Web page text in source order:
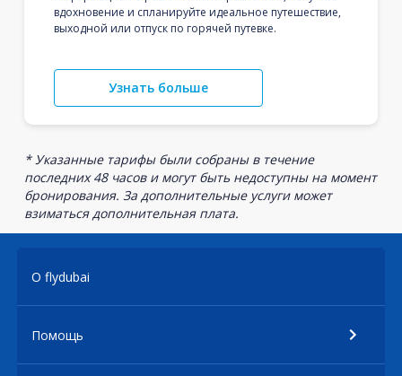
вдохновение и спланируйте идеальное путешествие,
выходной или отпуск по горячей путевке.
Узнать больше
* Указанные тарифы были собраны в течение
последних 48 часов и могут быть недоступны на момент
бронирования. За дополнительные услуги может
взиматься дополнительная плата.
О flydubai
Помощь